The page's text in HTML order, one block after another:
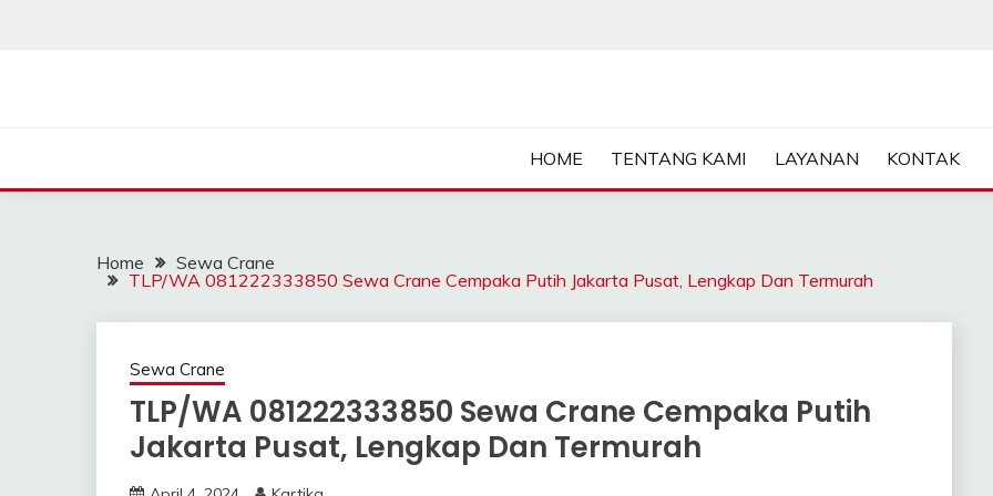
HOME TENTANG KAMI LAYANAN KONTAK
Home
Sewa Crane
TLP/WA 081222333850 Sewa Crane Cempaka Putih Jakarta Pusat, Lengkap Dan Termurah
Sewa Crane
TLP/WA 081222333850 Sewa Crane Cempaka Putih
Jakarta Pusat, Lengkap Dan Termurah